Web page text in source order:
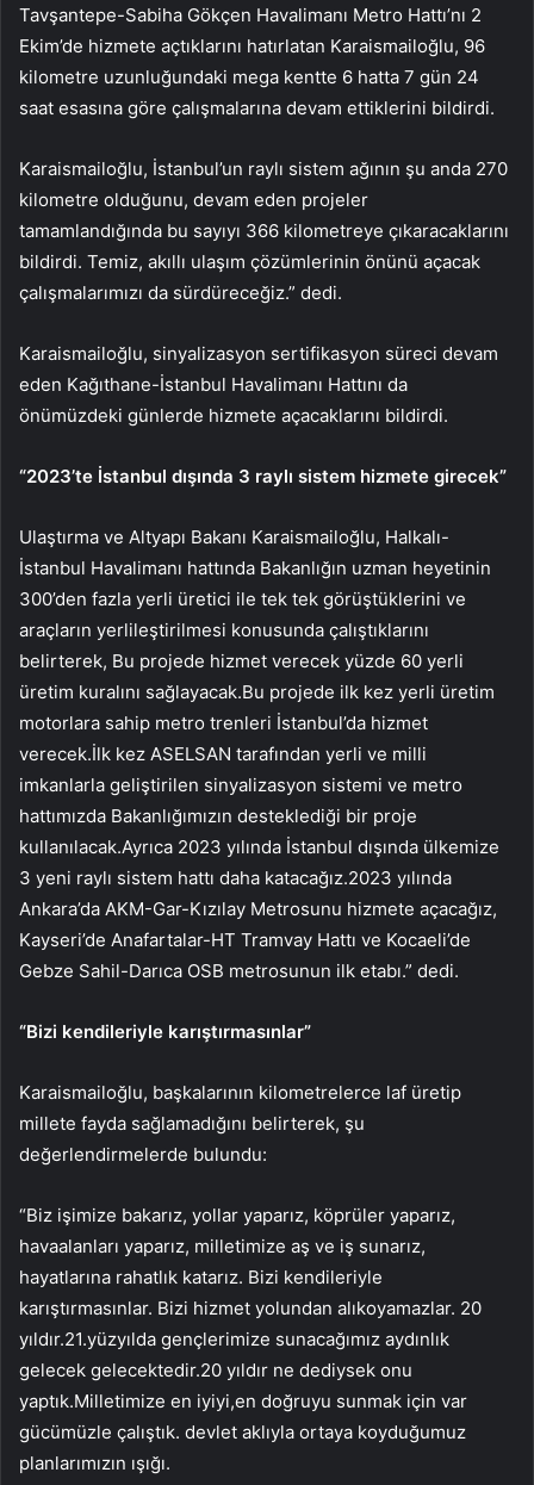
Tavşantepe-Sabiha Gökçen Havalimanı Metro Hattı’nı 2
Ekim’de hizmete açtıklarını hatırlatan Karaismailoğlu, 96
kilometre uzunluğundaki mega kentte 6 hatta 7 gün 24
saat esasına göre çalışmalarına devam ettiklerini bildirdi.
Karaismailoğlu, İstanbul’un raylı sistem ağının şu anda 270
kilometre olduğunu, devam eden projeler
tamamlandığında bu sayıyı 366 kilometreye çıkaracaklarını
bildirdi. Temiz, akıllı ulaşım çözümlerinin önünü açacak
çalışmalarımızı da sürdüreceğiz.” dedi.
Karaismailoğlu, sinyalizasyon sertifikasyon süreci devam
eden Kağıthane-İstanbul Havalimanı Hattını da
önümüzdeki günlerde hizmete açacaklarını bildirdi.
“2023’te İstanbul dışında 3 raylı sistem hizmete girecek”
Ulaştırma ve Altyapı Bakanı Karaismailoğlu, Halkalı-
İstanbul Havalimanı hattında Bakanlığın uzman heyetinin
300’den fazla yerli üretici ile tek tek görüştüklerini ve
araçların yerlileştirilmesi konusunda çalıştıklarını
belirterek, Bu projede hizmet verecek yüzde 60 yerli
üretim kuralını sağlayacak.Bu projede ilk kez yerli üretim
motorlara sahip metro trenleri İstanbul’da hizmet
verecek.İlk kez ASELSAN tarafından yerli ve milli
imkanlarla geliştirilen sinyalizasyon sistemi ve metro
hattımızda Bakanlığımızın desteklediği bir proje
kullanılacak.Ayrıca 2023 yılında İstanbul dışında ülkemize
3 yeni raylı sistem hattı daha katacağız.2023 yılında
Ankara’da AKM-Gar-Kızılay Metrosunu hizmete açacağız,
Kayseri’de Anafartalar-HT Tramvay Hattı ve Kocaeli’de
Gebze Sahil-Darıca OSB metrosunun ilk etabı.” dedi.
“Bizi kendileriyle karıştırmasınlar”
Karaismailoğlu, başkalarının kilometrelerce laf üretip
millete fayda sağlamadığını belirterek, şu
değerlendirmelerde bulundu:
“Biz işimize bakarız, yollar yaparız, köprüler yaparız,
havaalanları yaparız, milletimize aş ve iş sunarız,
hayatlarına rahatlık katarız. Bizi kendileriyle
karıştırmasınlar. Bizi hizmet yolundan alıkoyamazlar. 20
yıldır.21.yüzyılda gençlerimize sunacağımız aydınlık
gelecek gelecektedir.20 yıldır ne dediysek onu
yaptık.Milletimize en iyiyi,en doğruyu sunmak için var
gücümüzle çalıştık. devlet aklıyla ortaya koyduğumuz
planlarımızın ışığı.